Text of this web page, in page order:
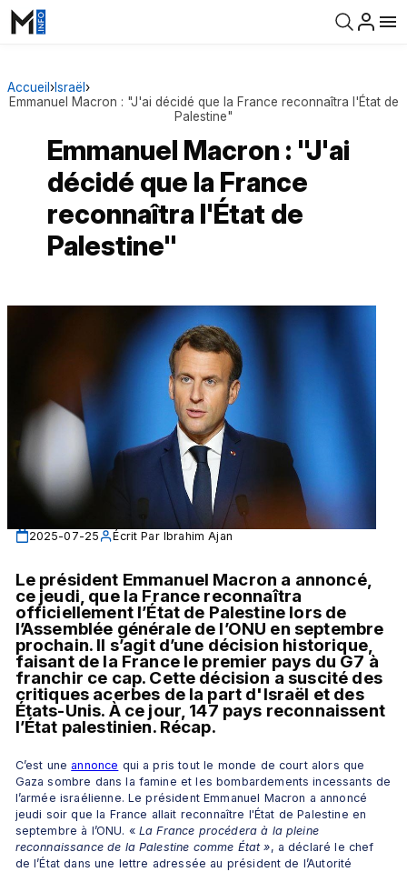
Accueil ›Israël ›
Emmanuel Macron : "J'ai décidé que la France reconnaîtra l'État de
Palestine"
Emmanuel Macron : "J'ai
décidé que la France
reconnaîtra l'État de
Palestine"
2025-07-25 Écrit Par Ibrahim Ajan
Le président Emmanuel Macron a annoncé,
ce jeudi, que la France reconnaîtra
officiellement l’État de Palestine lors de
l’Assemblée générale de l’ONU en septembre
prochain. Il s’agit d’une décision historique,
faisant de la France le premier pays du G7 à
franchir ce cap. Cette décision a suscité des
critiques acerbes de la part d'Israël et des
États-Unis. À ce jour, 147 pays reconnaissent
l’État palestinien. Récap.
C’est une annonce qui a pris tout le monde de court alors que
Gaza sombre dans la famine et les bombardements incessants de
l’armée israélienne. Le président Emmanuel Macron a annoncé
jeudi soir que la France allait reconnaître l'État de Palestine en
septembre à l’ONU. « La France procédera à la pleine
reconnaissance de la Palestine comme État », a déclaré le chef
de l’État dans une lettre adressée au président de l’Autorité